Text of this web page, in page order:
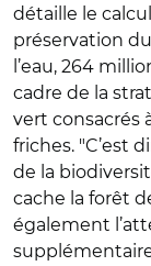
détaille le
préservation
l’eau, 264
cadre de la
vert consacrés
friches. "C’est
de la
cache la forêt
également